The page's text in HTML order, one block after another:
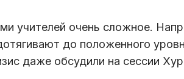
учителей очень сложное.
до положенного
даже обсудили на сессии